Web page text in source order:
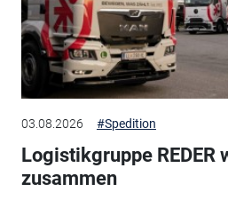
03.08.2026 #Spedition
Logistikgruppe REDER
zusammen